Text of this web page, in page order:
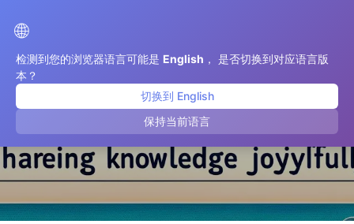
🌐
检测到您的浏览器语言可能是 English ， 是否切换到对应语言版
本？
切换到 English
保持当前语言
AI एजेंट